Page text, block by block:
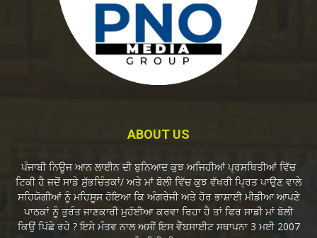
ABOUT US
ਪੰਜਾਬੀ ਨਿਊਜ ਆਨ ਲਾਈਨ ਦੀ ਬੁਨਿਆਦ ਕੁਝ ਅਜਿਹੀਆਂ ਪ੍ਰਸਥਿਤੀਆਂ ਵਿੱਚ
ਟਿਕੀ ਹੈ ਜਦੋਂ ਸਾਡੇ ਸੁੱਭਚਿੰਤਕਾਂ/ ਅਤੇ ਮਾਂ ਬੋਲੀ ਵਿੱਚ ਕੁਝ ਵੱਖਰੀ ਪ੍ਰਿਤ ਪਾਉਣ ਵਾਲੇ
ਸਹਿਯੋਗੀਆਂ ਨੂੰ ਮਹਿਸੂਸ ਹੋਇਆ ਕਿ ਅੰਗਰੇਜੀ ਅਤੇ ਹੋਰ ਭਾਸ਼ਾਈ ਮੀਡੀਆ ਆਪਣੇ
ਪਾਠਕਾਂ ਨੂੰ ਤੁਰੰਤ ਜਾਣਕਾਰੀ ਮੁਹੱਈਆ ਕਰਵਾ ਰਿਹਾ ਹੈ ਤਾਂ ਫਿਰ ਸਾਡੀ ਮਾਂ ਬੋਲੀ
ਕਿਉਂ ਪਿੱਛੇ ਰਹੇ ? ਇਸੇ ਮੰਤਵ ਨਾਲ ਅਸੀਂ ਇਸ ਵੈੱਬਸਾਈਟ ਸਥਾਪਨਾ 3 ਮਈ 2007